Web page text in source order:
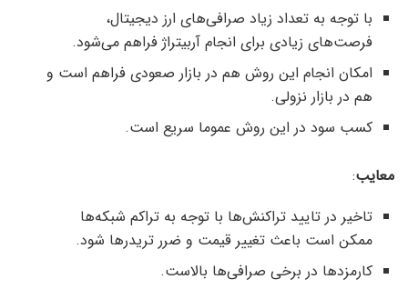
با توجه به تعداد زیاد صرافی‌های ارز دیجیتال،
فرصت‌های زیادی برای انجام آربیتراژ فراهم می‌شود.
امکان انجام این روش هم در بازار صعودی فراهم است و
هم در بازار نزولی.
کسب سود در این روش عموما سریع است.
معایب:
تاخیر در تایید تراکنش‌ها با توجه به تراکم شبکه‌ها
ممکن است باعث تغییر قیمت و ضرر تریدرها شود.
کارمزدها در برخی صرافی‌ها بالاست.